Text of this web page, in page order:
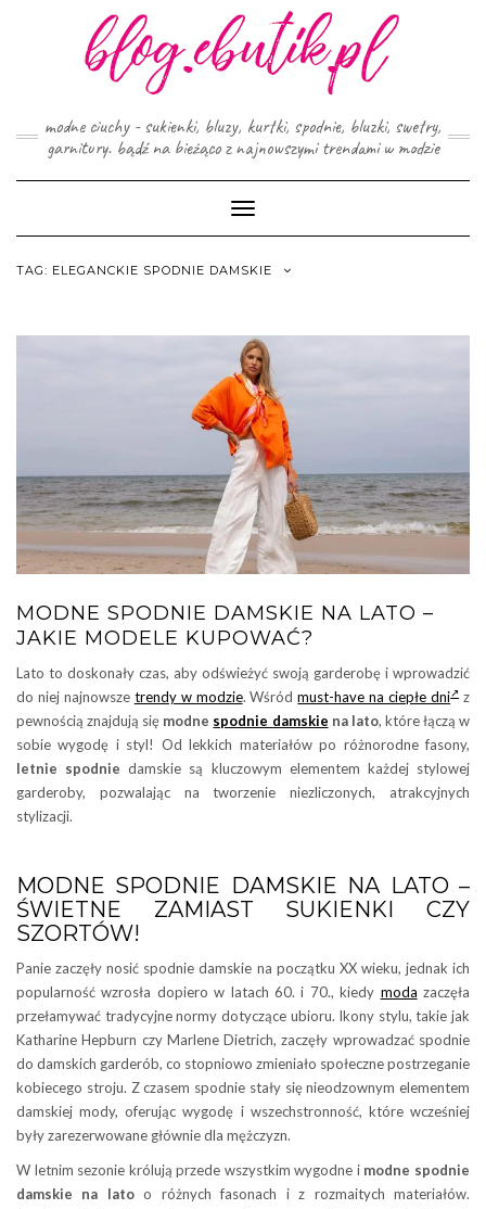
modne ciuchy - sukienki, bluzy, kurtki, spodnie, bluzki, swetry,
garnitury. bądź na bieżąco z najnowszymi trendami w modzie
Toggle
Navigation
TAG: ELEGANCKIE SPODNIE DAMSKIE
MODNE SPODNIE DAMSKIE NA LATO –
JAKIE MODELE KUPOWAĆ?
Lato to doskonały czas, aby odświeżyć swoją garderobę i wprowadzić
do niej najnowsze trendy w modzie. Wśródmust-have na ciepłe dni z
pewnością znajdują się modne spodnie damskie na lato, które łączą w
sobie wygodę i styl! Od lekkich materiałów po różnorodne fasony,
letnie spodnie damskie są kluczowym elementem każdej stylowej
garderoby, pozwalając na tworzenie niezliczonych, atrakcyjnych
stylizacji.
MODNE SPODNIE DAMSKIE NA LATO –
ŚWIETNE ZAMIAST SUKIENKI CZY
SZORTÓW!
Panie zaczęły nosić spodnie damskie na początku XX wieku, jednak ich
popularność wzrosła dopiero w latach 60. i 70., kiedy moda zaczęła
przełamywać tradycyjne normy dotyczące ubioru. Ikony stylu, takie jak
Katharine Hepburn czy Marlene Dietrich, zaczęły wprowadzać spodnie
do damskich garderób, co stopniowo zmieniało społeczne postrzeganie
kobiecego stroju. Z czasem spodnie stały się nieodzownym elementem
damskiej mody, oferując wygodę i wszechstronność, które wcześniej
były zarezerwowane głównie dla mężczyzn.
W letnim sezonie królują przede wszystkim wygodne i modne spodnie
damskie na latoo różnych fasonach i z rozmaitych materiałów.